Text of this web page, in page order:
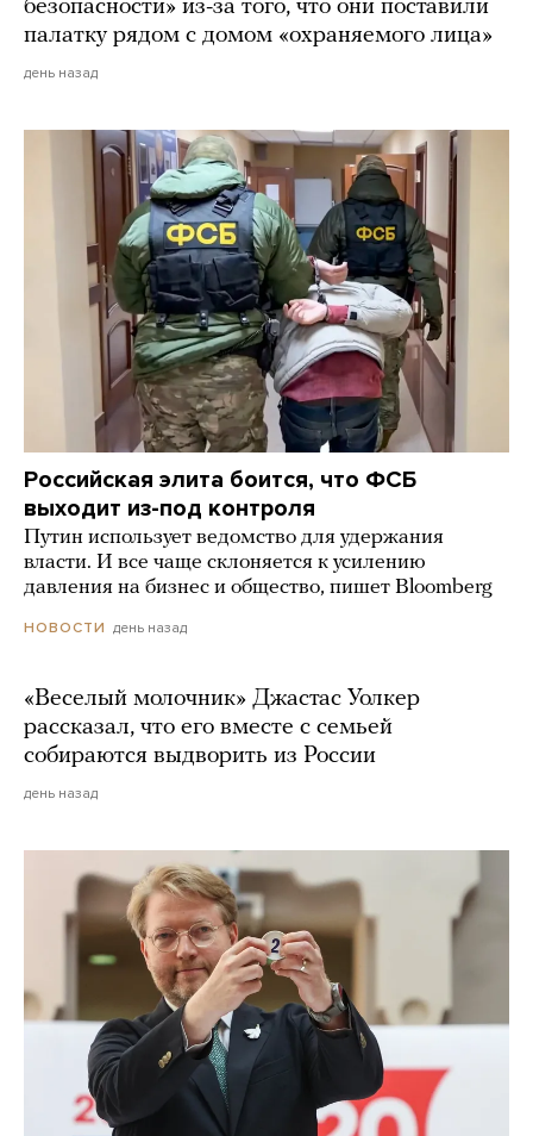
безопасности» из-за того, что они поставили
палатку рядом с домом «охраняемого лица»
день назад
Российская элита боится, что ФСБ
выходит из-под контроля
Путин использует ведомство для удержания
власти. И все чаще склоняется к усилению
давления на бизнес и общество, пишет Bloomberg
НОВОСТИ день назад
«Веселый молочник» Джастас Уолкер
рассказал, что его вместе с семьей
собираются выдворить из России
день назад